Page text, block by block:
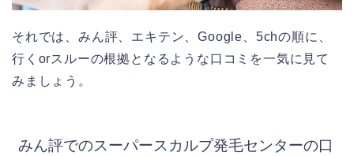
それでは、みん評、エキテン、Google、5chの順に、
行くorスルーの根拠となるような口コミを一気に見て
みましょう。
みん評でのスーパースカルプ発毛センターの口